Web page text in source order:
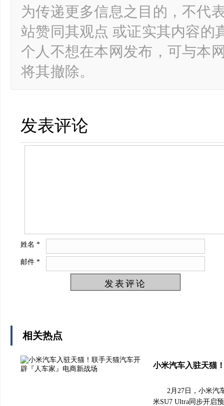
为传递更多信息之目的，不代
站赞同其观点 或证实其内容的
个人不想在本网发布，可与本
将其撤除。
发表评论
姓名 *
邮件 *
相关热点
小米汽车入驻天猫
2月27日，小米汽
米SU7 Ultra同步开启